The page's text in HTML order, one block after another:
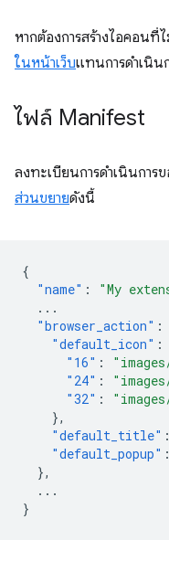
หากต้องการสร้างไอคอนที่
ในหน้าเว็บแทนการดำเนินก
ไฟล์ Manifest
ลงทะเบียนการดำเนินการข
ส่วนขยายดังนี้
{
"name" : "My
...
"browser_action" :
"default_icon" :
"16" :
"24" :
"32" :
},
"default_title" :
"default_popup" :
},
...
}